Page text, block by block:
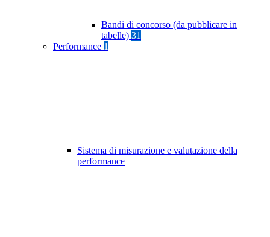
Bandi di concorso (da pubblicare in
tabelle) 31
Performance 1
Sistema di misurazione e valutazione della
performance